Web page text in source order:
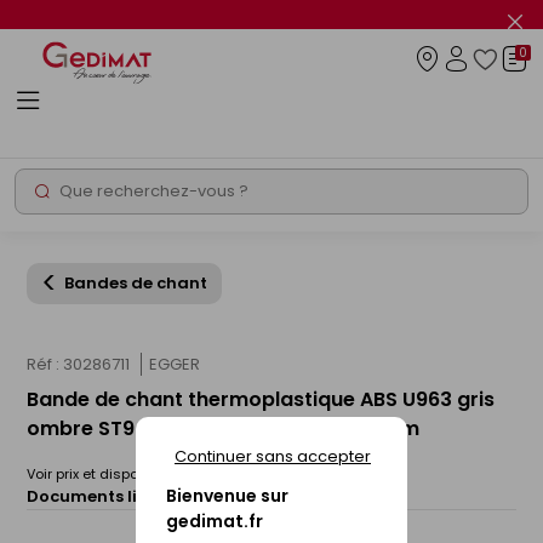
Bienvenue sur
gedimat.fr
Continuer sans accepter
le
info
Rechercher
0
Bandes de chant
Réf : 30286711 EGGER
Bande de chant thermoplastique ABS U963 gris
ombre ST9 - 23x0,8mm rouleau de 75m
Voir prix et disponibilité en magasin
Documents liés : Fiche technique